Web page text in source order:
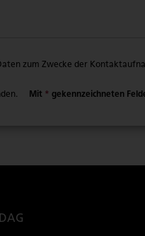
zum Zwecke der
Mit * gekennzeichneten